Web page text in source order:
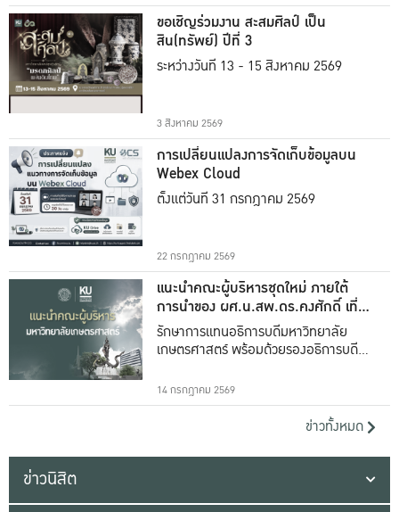
ขอเชิญร่วมงาน สะสมศิลป์ เป็น
สิน(ทรัพย์) ปีที่ 3
ระหว่างวันที่ 13 - 15 สิงหาคม 2569
3 สิงหาคม 2569
การเปลี่ยนแปลงการจัดเก็บข้อมูลบน
Webex Cloud
ตั้งแต่วันที่ 31 กรกฎาคม 2569
22 กรกฎาคม 2569
แนะนำคณะผู้บริหารชุดใหม่ ภายใต้
การนำของ ผศ.น.สพ.ดร.คงศักดิ์ เที่ยง
ธรรม
รักษาการแทนอธิการบดีมหาวิทยาลัย
เกษตรศาสตร์ พร้อมด้วยรองอธิการบดีทั้ง
14 กรกฎาคม 2569
ข่าวทั้งหมด
ข่าวนิสิต